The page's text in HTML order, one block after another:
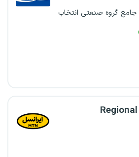
گروه صنعتی انتخاب